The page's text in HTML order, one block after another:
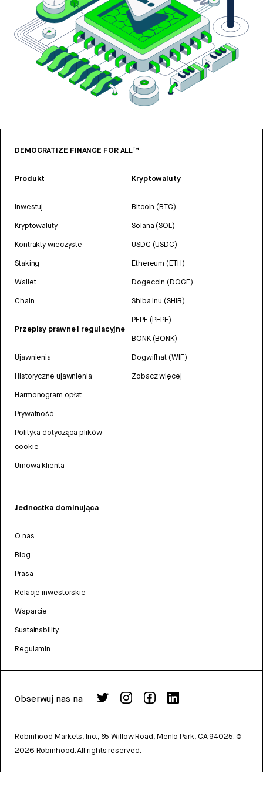
DEMOCRATIZE FINANCE FOR ALL™
Produkt
Inwestuj
Kryptowaluty
Kontrakty wieczyste
Staking
Wallet
Chain
Przepisy prawne i regulacyjne
Ujawnienia
Historyczne ujawnienia
Harmonogram opłat
Prywatność
Polityka dotycząca plików
cookie
Umowa klienta
Kryptowaluty
Bitcoin (BTC)
Solana (SOL)
USDC (USDC)
Ethereum (ETH)
Dogecoin (DOGE)
Shiba Inu (SHIB)
PEPE (PEPE)
BONK (BONK)
Dogwifhat (WIF)
Zobacz więcej
Jednostka dominująca
O nas
Blog
Prasa
Relacje inwestorskie
Wsparcie
Sustainability
Regulamin
Obserwuj nas na
Robinhood Markets, Inc., 85 Willow Road, Menlo Park, CA 94025. ©
2026 Robinhood. All rights reserved.